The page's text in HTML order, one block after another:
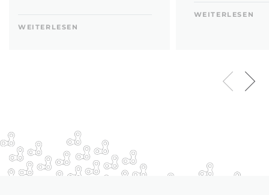
WEITERLESEN
WEITERLESEN